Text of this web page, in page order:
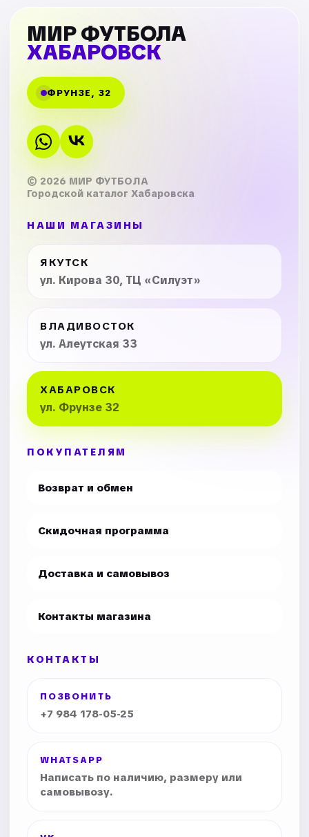
МИР ФУТБОЛА
ХАБАРОВСК
ФРУНЗЕ, 32
© 2026 МИР ФУТБОЛА
Городской каталог Хабаровска
НАШИ МАГАЗИНЫ
ЯКУТСК
ул. Кирова 30, ТЦ «Силуэт»
ВЛАДИВОСТОК
ул. Алеутская 33
ХАБАРОВСК
ул. Фрунзе 32
ПОКУПАТЕЛЯМ
Возврат и обмен
Скидочная программа
Доставка и самовывоз
Контакты магазина
КОНТАКТЫ
ПОЗВОНИТЬ
+7 984 178-05-25
WHATSAPP
Написать по наличию, размеру или
самовывозу.